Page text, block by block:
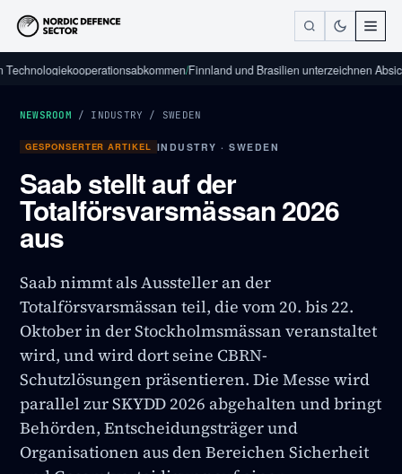
/Finnland und Brasilien unterzeichnen
NEWSROOM / INDUSTRY / SWEDEN
GESPONSERTER ARTIKEL INDUSTRY · SWEDEN
Saab stellt auf der
Totalförsvarsmässan 2026
aus
Saab nimmt als Aussteller an der
Totalförsvarsmässan teil, die vom 20. bis 22.
Oktober in der Stockholmsmässan veranstaltet
wird, und wird dort seine CBRN-
Schutzlösungen präsentieren. Die Messe wird
parallel zur SKYDD 2026 abgehalten und bringt
Behörden, Entscheidungsträger und
Organisationen aus den Bereichen Sicherheit